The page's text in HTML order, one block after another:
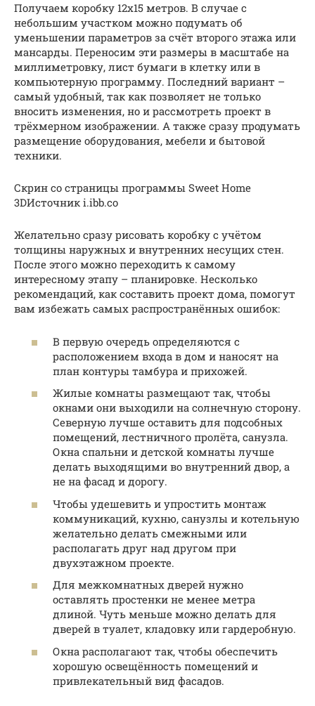
Получаем коробку 12х15 метров. В случае с
небольшим участком можно подумать об
уменьшении параметров за счёт второго этажа или
мансарды. Переносим эти размеры в масштабе на
миллиметровку, лист бумаги в клетку или в
компьютерную программу. Последний вариант –
самый удобный, так как позволяет не только
вносить изменения, но и рассмотреть проект в
трёхмерном изображении. А также сразу продумать
размещение оборудования, мебели и бытовой
техники.
Скрин со страницы программы Sweet Home
3DИсточник i.ibb.co
Желательно сразу рисовать коробку с учётом
толщины наружных и внутренних несущих стен.
После этого можно переходить к самому
интересному этапу – планировке. Несколько
рекомендаций, как составить проект дома, помогут
вам избежать самых распространённых ошибок:
В первую очередь определяются с
расположением входа в дом и наносят на
план контуры тамбура и прихожей.
Жилые комнаты размещают так, чтобы
окнами они выходили на солнечную сторону.
Северную лучше оставить для подсобных
помещений, лестничного пролёта, санузла.
Окна спальни и детской комнаты лучше
делать выходящими во внутренний двор, а
не на фасад и дорогу.
Чтобы удешевить и упростить монтаж
коммуникаций, кухню, санузлы и котельную
желательно делать смежными или
располагать друг над другом при
двухэтажном проекте.
Для межкомнатных дверей нужно
оставлять простенки не менее метра
длиной. Чуть меньше можно делать для
дверей в туалет, кладовку или гардеробную.
Окна располагают так, чтобы обеспечить
хорошую освещённость помещений и
привлекательный вид фасадов.